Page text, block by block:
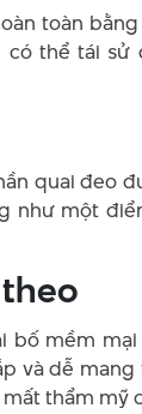
toàn
thể tái
quai đeo
như một
mềm
và dễ
thẩm mỹ